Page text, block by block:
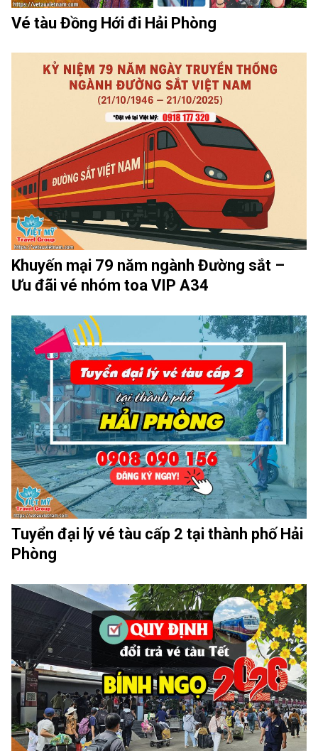
Vé tàu Đồng Hới đi Hải Phòng
Khuyến mại 79 năm ngành Đường sắt –
Ưu đãi vé nhóm toa VIP A34
Tuyển đại lý vé tàu cấp 2 tại thành phố Hải
Phòng